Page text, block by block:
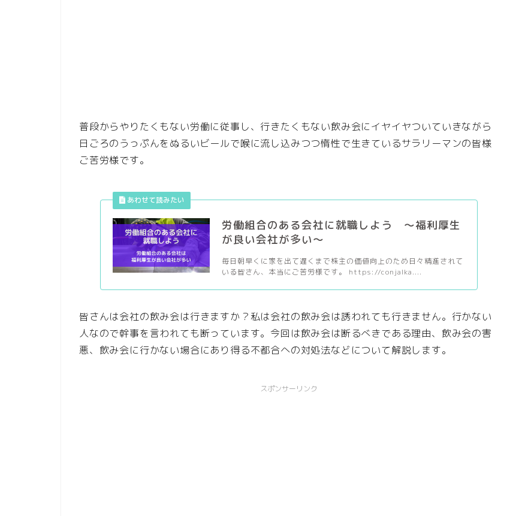
普段からやりたくもない労働に従事し、行きたくもない飲み会にイヤイヤついていきながら
日ごろのうっぷんをぬるいビールで喉に流し込みつつ惰性で生きているサラリーマンの皆様
ご苦労様です。
労働組合のある会社に就職しよう ～福利厚生
が良い会社が多い～
毎日朝早くに家を出て遅くまで株主の価値向上のため日々精進されて
いる皆さん、本当にご苦労様です。 https://conjalka....
皆さんは会社の飲み会は行きますか？私は会社の飲み会は誘われても行きません。行かない
人なので幹事を言われても断っています。今回は飲み会は断るべきである理由、飲み会の害
悪、飲み会に行かない場合にあり得る不都合への対処法などについて解説します。
スポンサーリンク